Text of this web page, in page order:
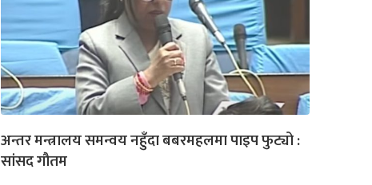
अन्तर मन्त्रालय समन्वय नहुँदा बबरमहलमा पाइप फुट्यो :
सांसद गौतम